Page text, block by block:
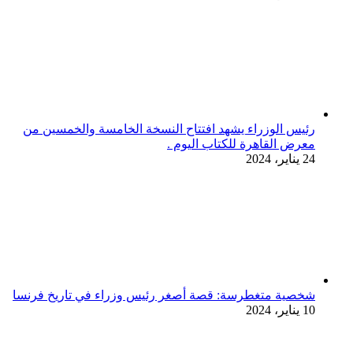
رئيس الوزراء يشهد افتتاح النسخة الخامسة والخمسين من
معرض القاهرة للكتاب اليوم .
24 يناير، 2024
شخصية متغطرسة: قصة أصغر رئيس وزراء في تاريخ فرنسا
10 يناير، 2024